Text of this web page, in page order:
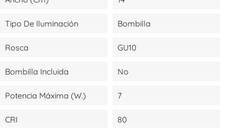
Tipo De Iluminación Bombilla
Rosca GU10
Bombilla Incluida No
Potencia Máxima (W.) 7
CRI 80